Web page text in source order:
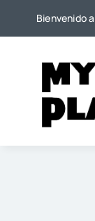
Bienvenido